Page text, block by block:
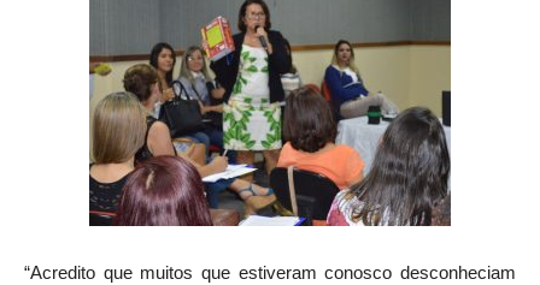
“Acredito que muitos que estiveram conosco desconheciam